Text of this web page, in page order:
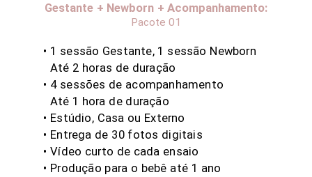
Gestante + Newborn + Acompanhamento:
Pacote 01
• 1 sessão Gestante, 1 sessão Newborn
Até 2 horas de duração
• 4 sessões de acompanhamento
Até 1 hora de duração
• Estúdio, Casa ou Externo
• Entrega de 30 fotos digitais
•Vídeo curto de cada ensaio
• Produção para o bebê até 1 ano